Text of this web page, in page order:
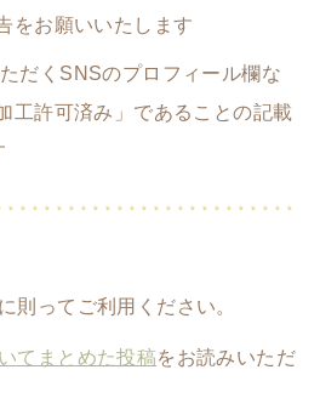
をお願いいたします
だくSNSのプロフィール欄な
工許可済み」であることの記載
則ってご利用ください。
てまとめた投稿をお読みいただ